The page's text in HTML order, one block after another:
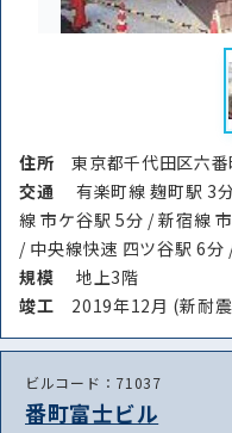
住所
から探す
住所東京都千代田区
交通
有楽町線 麹町駅 3
線 市ケ谷駅 5分 / 新宿線
/ 中央線快速 四ツ谷駅 6
規模
地上3階
竣⼯ 2019年12月 (新耐
ビルコード：71037
番町富士ビル